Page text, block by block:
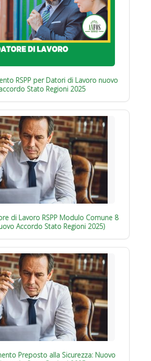
RSPP per Datori di Lavoro nuovo
Stato Regioni 2025
di Lavoro RSPP Modulo Comune 8
Accordo Stato Regioni 2025)
Preposto alla Sicurezza: Nuovo